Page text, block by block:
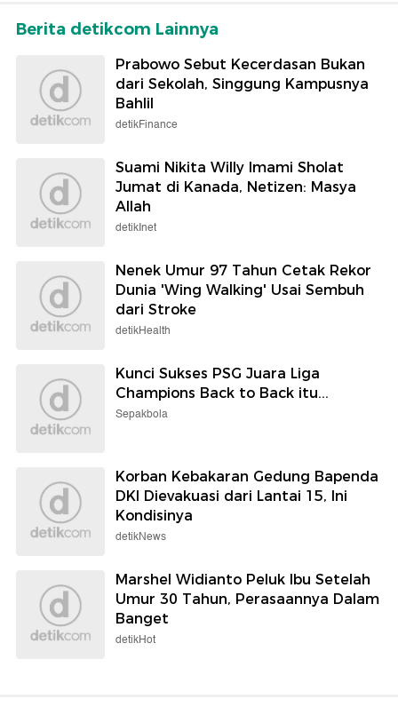
Berita detikcom Lainnya
Prabowo Sebut Kecerdasan Bukan
dari Sekolah, Singgung Kampusnya
Bahlil
detikFinance
Suami Nikita Willy Imami Sholat
Jumat di Kanada, Netizen: Masya
Allah
detikInet
Nenek Umur 97 Tahun Cetak Rekor
Dunia 'Wing Walking' Usai Sembuh
dari Stroke
detikHealth
Kunci Sukses PSG Juara Liga
Champions Back to Back itu...
Sepakbola
Korban Kebakaran Gedung Bapenda
DKI Dievakuasi dari Lantai 15, Ini
Kondisinya
detikNews
Marshel Widianto Peluk Ibu Setelah
Umur 30 Tahun, Perasaannya Dalam
Banget
detikHot